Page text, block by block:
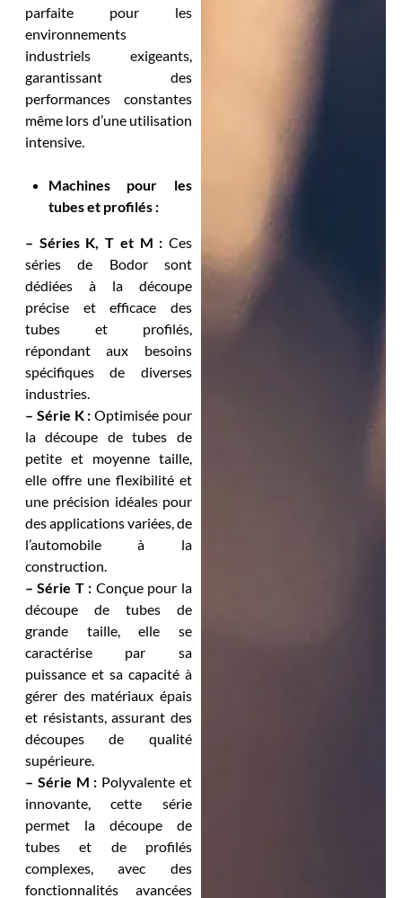
parfaite pour les
environnements
industriels exigeants,
garantissant des
performances constantes
même lors d’une utilisation
intensive.
Machines pour les
tubes et profilés :
– Séries K, T et M : Ces
séries de Bodor sont
dédiées à la découpe
précise et efficace des
tubes et profilés,
répondant aux besoins
spécifiques de diverses
industries.
– Série K :Optimisée pour
la découpe de tubes de
petite et moyenne taille,
elle offre une flexibilité et
une précision idéales pour
des applications variées, de
l’automobile à la
construction.
– Série T : Conçue pour la
découpe de tubes de
grande taille, elle se
caractérise par sa
puissance et sa capacité à
gérer des matériaux épais
et résistants, assurant des
découpes de qualité
supérieure.
– Série M : Polyvalente et
innovante, cette série
permet la découpe de
tubes et de profilés
complexes, avec des
fonctionnalités avancées